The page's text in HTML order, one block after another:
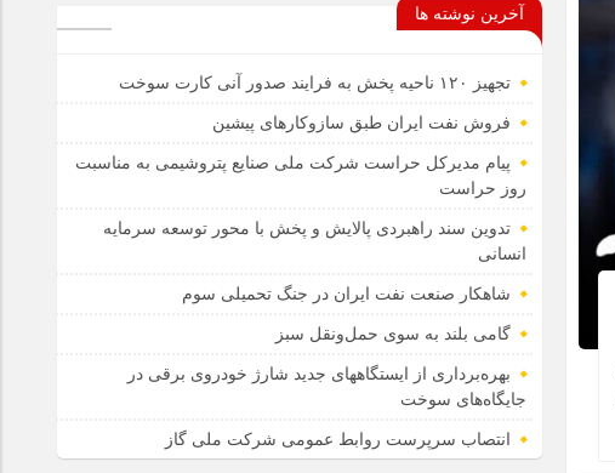
آخرین نوشته ها
تجهیز ۱۲۰ ناحیه پخش به فرایند صدور آنی کارت سوخت
فروش نفت ایران طبق سازوکارهای پیشین
پیام مدیرکل حراست شرکت ملی صنایع پتروشیمی به مناسبت
روز حراست
تدوین سند راهبردی پالایش و پخش با محور توسعه سرمایه
انسانی
شاهکار صنعت نفت ایران در جنگ تحمیلی سوم
گامی بلند به سوی حمل‌ونقل سبز
بهره‌برداری از ایستگاههای جدید شارژ خودروی برقی در
جایگاه‌های سوخت
انتصاب سرپرست روابط عمومی شرکت ملی گاز